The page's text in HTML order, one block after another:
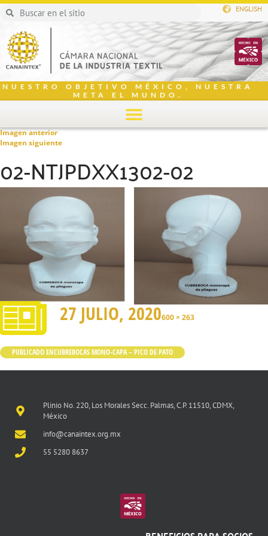
ENGLISH
NUESTRO OBJETIVO MÉXICO, NUESTRA
META EL MUNDO.
Imagen anterior
Imagen siguiente
02-NTJPDXX1302-02
27 JULIO, 2020600 × 263
PUBLICADO ENCUBREBOCAS MONO-CAPA – PICO DE PATO
Plinio No. 220, Los Morales Secc. Palmas, C.P. 11510, CDMX,
México
info@canaintex.org.mx
55 5280 8637